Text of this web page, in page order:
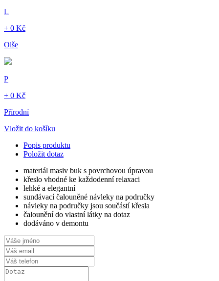
L
+ 0 Kč
Olše
P
+ 0 Kč
Přírodní
Vložit do košíku
Popis produktu
Položit dotaz
materiál masiv buk s povrchovou úpravou
křeslo vhodné ke každodenní relaxaci
lehké a elegantní
sundávací čalouněné návleky na područky
návleky na područky jsou součástí křesla
čalounění do vlastní látky na dotaz
dodáváno v demontu